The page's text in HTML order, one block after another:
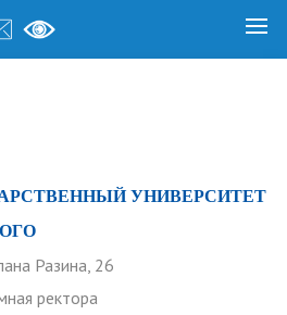
УНИВЕРСИТЕТ
Разина, 26
ректора